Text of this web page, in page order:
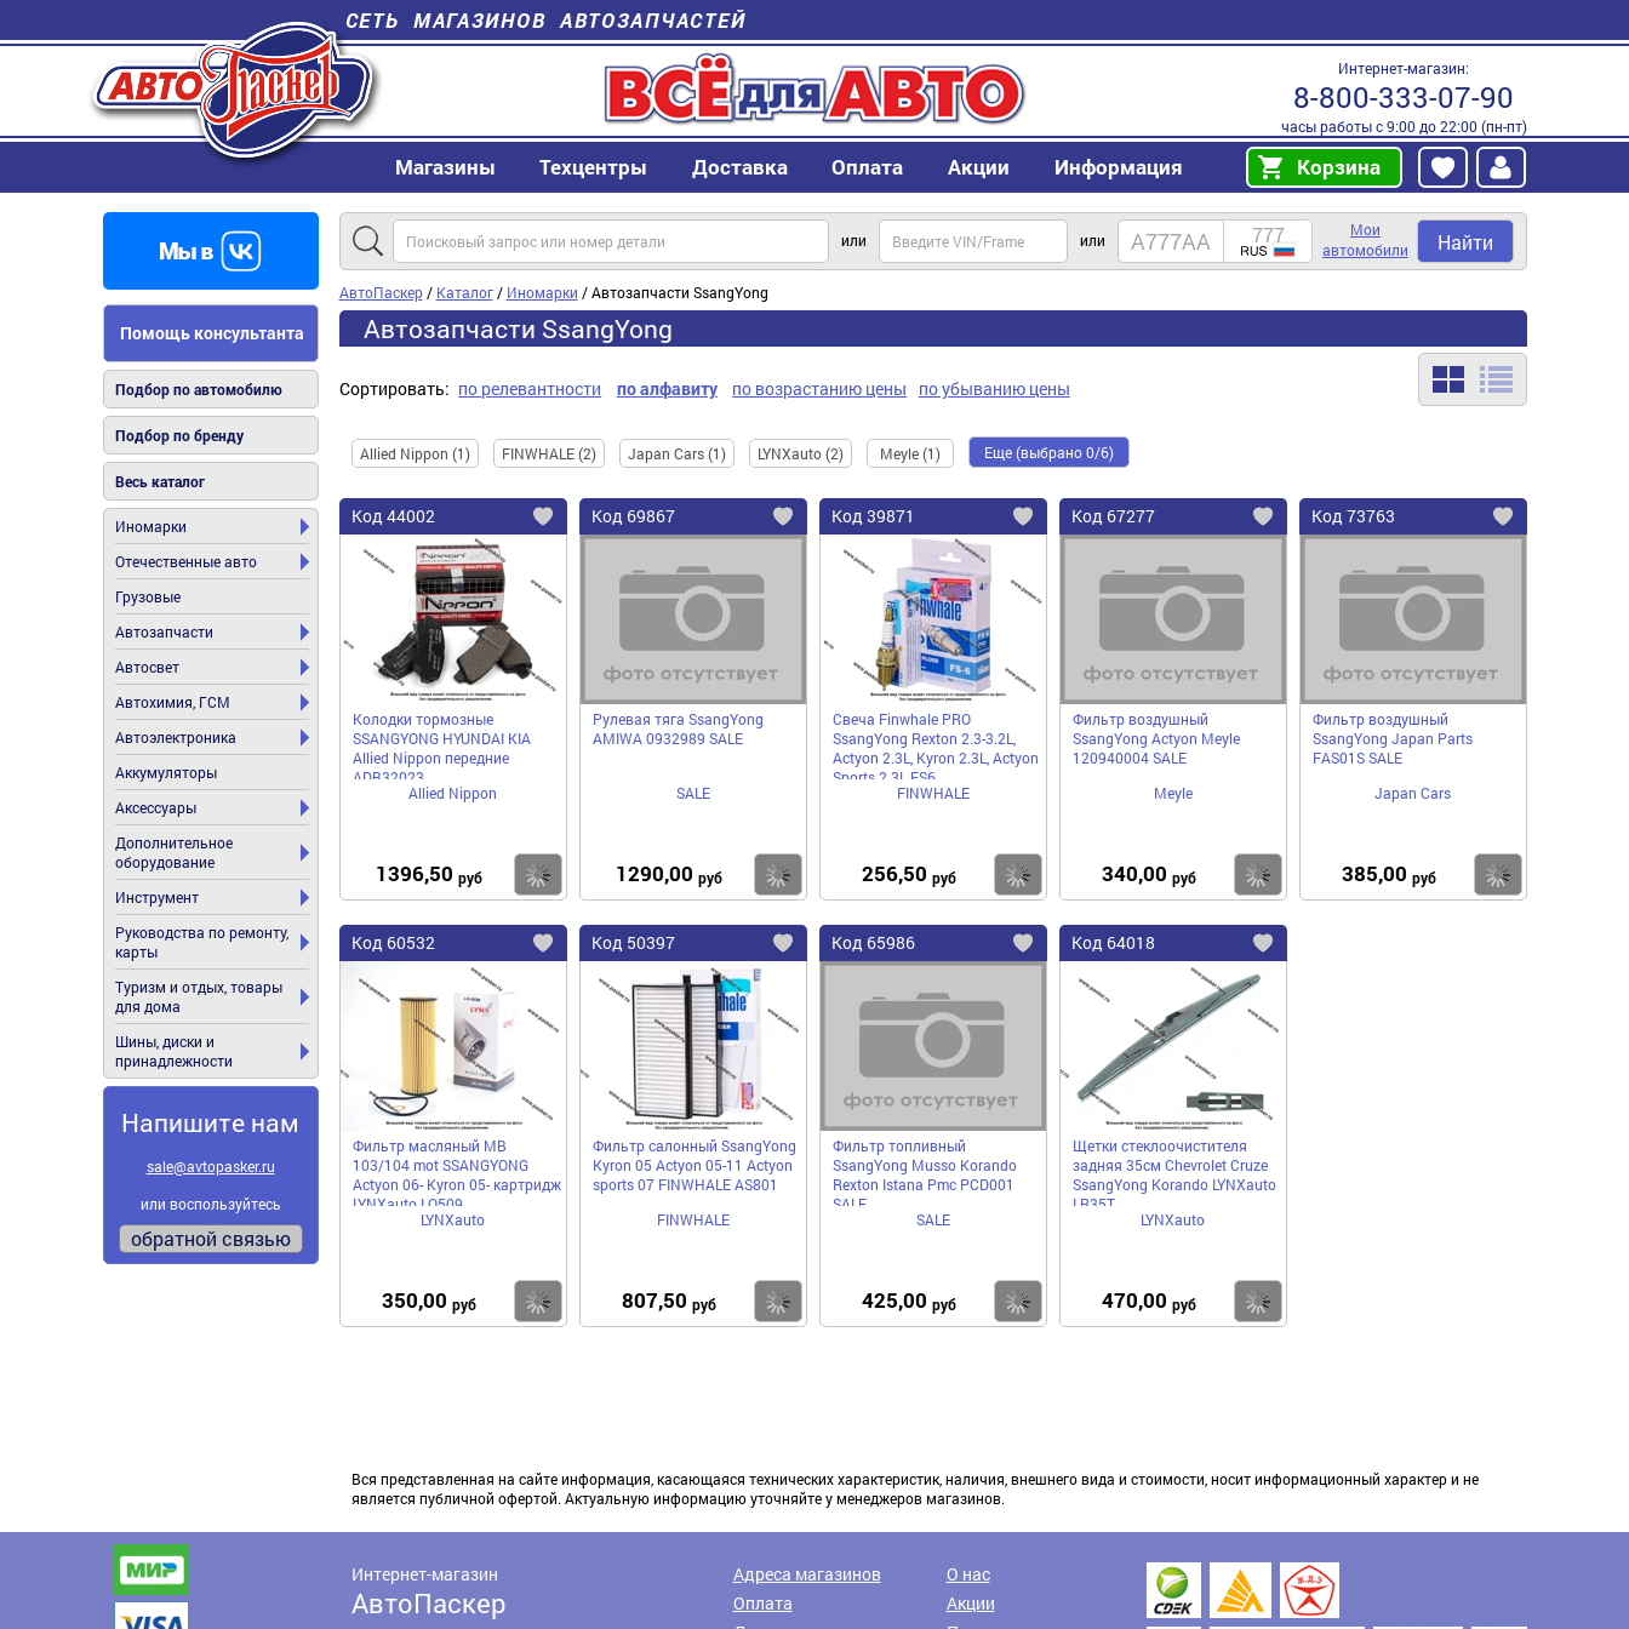
СЕТЬ МАГАЗИНОВ АВТОЗАПЧАСТЕЙ
Интернет-магазин:
8-800-333-07-90
часы работы с 9:00 до 22:00 (пн-пт)
Магазины Техцентры Доставка Оплата Акции Информация Корзина
Помощь консультанта
Подбор по автомобилю
Подбор по бренду
Весь каталог
Иномарки
Отечественные авто
Грузовые
Автозапчасти
Автосвет
Автохимия, ГСМ
Автоэлектроника
Аккумуляторы
Аксессуары
Дополнительное
оборудование
Инструмент
Руководства по ремонту,
карты
Туризм и отдых, товары
для дома
Шины, диски и
принадлежности
Напишите нам
sale@avtopasker.ru
или воспользуйтесь
обратной связью
или или
Мои
автомобили
Найти
АвтоПаскер/ Каталог/ Иномарки / Автозапчасти SsangYong
Автозапчасти SsangYong
Сортировать: по релевантности по алфавиту по возрастанию цены по убыванию цены
Allied Nippon (1) FINWHALE (2) Japan Cars (1) LYNXauto (2) Meyle (1) Еще (выбрано 0/6)
Код 44002
Добавить
избранное
Колодки тормозные
SSANGYONG HYUNDAI KIA
Allied Nipрon передние
ADB32023
Allied Nippon
1396,50 руб Купить
Код 69867
Добавить
избранное
Рулевая тяга SsangYong
AMIWA 0932989 SALE
SALE
1290,00 руб Купить
Код 39871
Добавить
избранное
Свеча Finwhale PRO
SsangYong Rexton 2.3-3.2L,
Actyon 2.3L, Kyron 2.3L, Actyon
Sports 2.3L FS6
FINWHALE
256,50 руб Купить
Код 67277
Добавить
избранное
Фильтр воздушный
SsangYong Actyon Meyle
120940004 SALE
Meyle
340,00 руб Купить
Код 73763
Фильтр воздушный
SsangYong Japan Parts
FAS01S SALE
Japan Cars
385,00 руб
Код 60532
Добавить
избранное
Фильтр масляный MB
103/104 mot SSANGYONG
Actyon 06- Kyron 05- картридж
LYNXauto LO509
LYNXauto
350,00 руб Купить
Код 50397
Добавить
избранное
Фильтр салонный SsangYong
Kyron 05 Actyon 05-11 Actyon
sports 07 FINWHALE AS801
FINWHALE
807,50 руб Купить
Код 65986
Добавить
избранное
Фильтр топливный
SsangYong Musso Korando
Rexton Istana Pmc PCD001
SALE
SALE
425,00 руб Купить
Код 64018
Щетки стеклоочистителя
задняя 35см Chevrolet Cruze
SsangYong Korando LYNXauto
LR35T
LYNXauto
470,00 руб
Вся представленная на сайте информация, касающаяся технических характеристик, наличия, внешнего вида и стоимости, носит информационный характер и не
является публичной офертой. Актуальную информацию уточняйте у менеджеров магазинов.
Интернет-магазин
АвтоПаскер
Адреса магазинов
О нас
Оплата
Акции
Доставка транспортными компаниями